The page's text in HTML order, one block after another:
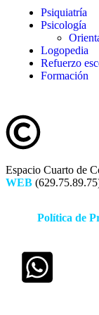
Psiquiatría
Psicología
Logopedia
Refuerzo
Formación
Espacio Cuarto de
WEB
Política de